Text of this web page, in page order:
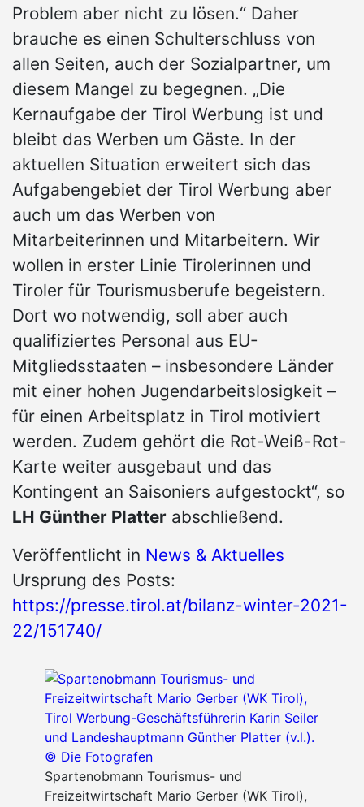
Problem aber nicht zu lösen.“ Daher
brauche es einen Schulterschluss von
allen Seiten, auch der Sozialpartner, um
diesem Mangel zu begegnen. „Die
Kernaufgabe der Tirol Werbung ist und
bleibt das Werben um Gäste. In der
aktuellen Situation erweitert sich das
Aufgabengebiet der Tirol Werbung aber
auch um das Werben von
Mitarbeiterinnen und Mitarbeitern. Wir
wollen in erster Linie Tirolerinnen und
Tiroler für Tourismusberufe begeistern.
Dort wo notwendig, soll aber auch
qualifiziertes Personal aus EU-
Mitgliedsstaaten – insbesondere Länder
mit einer hohen Jugendarbeitslosigkeit –
für einen Arbeitsplatz in Tirol motiviert
werden. Zudem gehört die Rot-Weiß-Rot-
Karte weiter ausgebaut und das
Kontingent an Saisoniers aufgestockt“, so
LH Günther Platter abschließend.
Veröffentlicht in News & Aktuelles
Ursprung des Posts:
https://presse.tirol.at/bilanz-winter-2021-
22/151740/
Spartenobmann Tourismus- und
Freizeitwirtschaft Mario Gerber (WK Tirol),